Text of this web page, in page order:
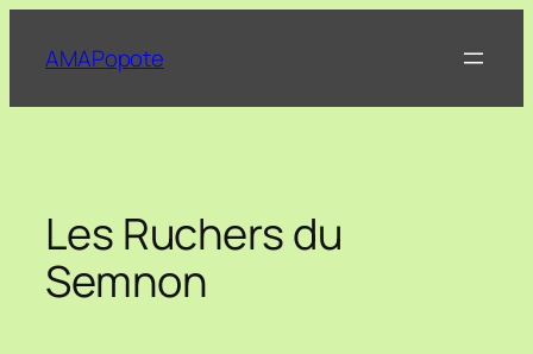
AMAPopote
Les Ruchers du
Semnon